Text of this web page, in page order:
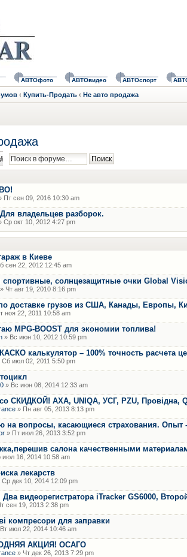
АВТОфото АВТОвидео АВТОспорт
‹ Купить-Продать ‹ Не авто продажа
Пт сен 09, 2016 10:30 am
владельцев разборок.
Ср окт 10, 2012 4:27 pm
в Киеве
сен 22, 2012 12:45 am
спортивные, солнцезащитные очки Global
» Чт авг 19, 2010 8:16 pm
доставке грузов из США, Канады, Европы,
ноя 22, 2011 10:58 am
MPG-BOOST для экономии топлива!
» Вс июн 10, 2012 10:59 pm
калькулятор – 100% точность расчета
Сб июл 02, 2011 5:50 pm
» Вс июн 08, 2014 12:33 am
СКИДКОЙ! AXA, UNIQA, УСГ, PZU, Провідна,
» Пн авг 05, 2013 8:13 pm
на вопросы, касающиеся страхования. Опыт
» Пт июл 26, 2013 3:52 pm
салона качественными
июл 16, 2014 10:58 am
лекарств
Ср дек 10, 2014 12:09 pm
видеорегистратора iTracker GS6000,
сен 19, 2013 2:38 pm
компресори для заправки
июл 22, 2014 10:46 am
АКЦИЯ! ОСАГО
» Чт дек 26, 2013 7:29 pm